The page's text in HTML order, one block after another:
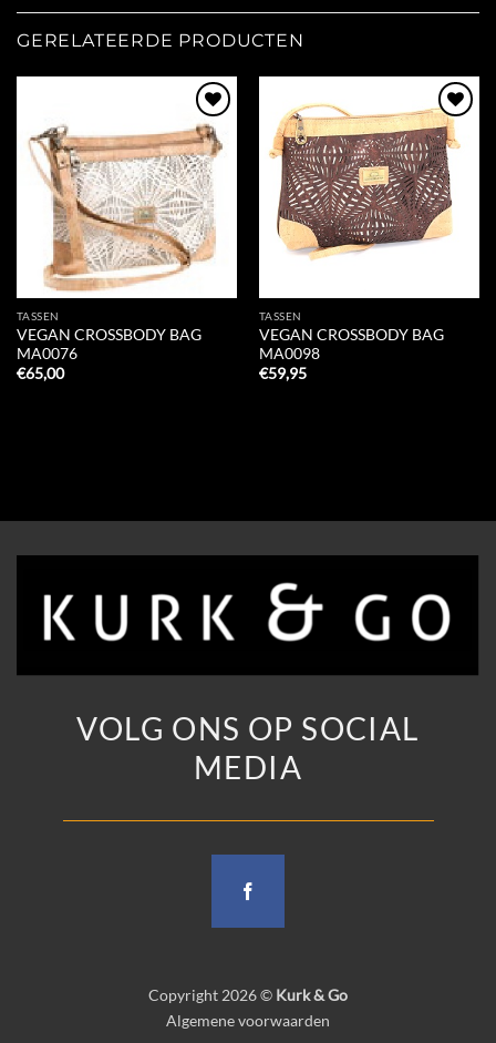
GERELATEERDE PRODUCTEN
Add to
Wishlist
TASSEN
VEGAN CROSSBODY BAG
MA0076
€65,00
Add to
Wishlist
TASSEN
VEGAN CROSSBODY BAG
MA0098
€59,95
VOLG ONS OP SOCIAL
MEDIA
Copyright 2026 © Kurk & Go
Algemene voorwaarden